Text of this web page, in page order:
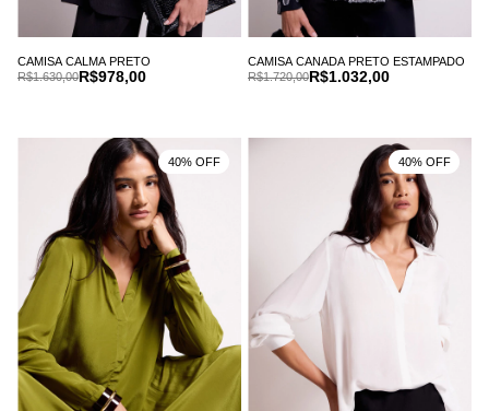
CAMISA CALMA PRETO
R$978,00
R$1.630,00
CAMISA CANADA PRETO ESTAMPADO
R$1.032,00
R$1.720,00
40% OFF 40% OFF